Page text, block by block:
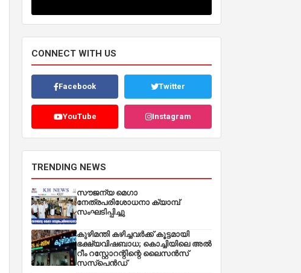
CONNECT WITH US
Facebook Twitter
YouTube Instagram
TRENDING NEWS
സൗജന്യ മെഗാ
നേത്രപരിശോധനാ ക്യാമ്പ്
സംഘടിപ്പിച്ചു
കുഴിമന്തി കഴിച്ചവർക്ക് കൂട്ടമായി
ഭക്ഷ്യവിഷബാധ; കൊച്ചിയിലെ അൽ
റീം റസ്റ്റോറന്റിന്റെ ലൈസൻസ്
സസ്പെൻഡ്